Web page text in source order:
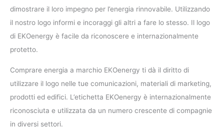
dimostrare il loro impegno per l’energia rinnovabile. Utilizzando
il nostro logo informi e incoraggi gli altri a fare lo stesso. Il logo
di EKOenergy è facile da riconoscere e internazionalmente
protetto.
Comprare energia a marchio EKOenergy ti dà il diritto di
utilizzare il logo nelle tue comunicazioni, materiali di marketing,
prodotti ed edifici. L’etichetta EKOenergy è internazionalmente
riconosciuta e utilizzata da un numero crescente di compagnie
in diversi settori.